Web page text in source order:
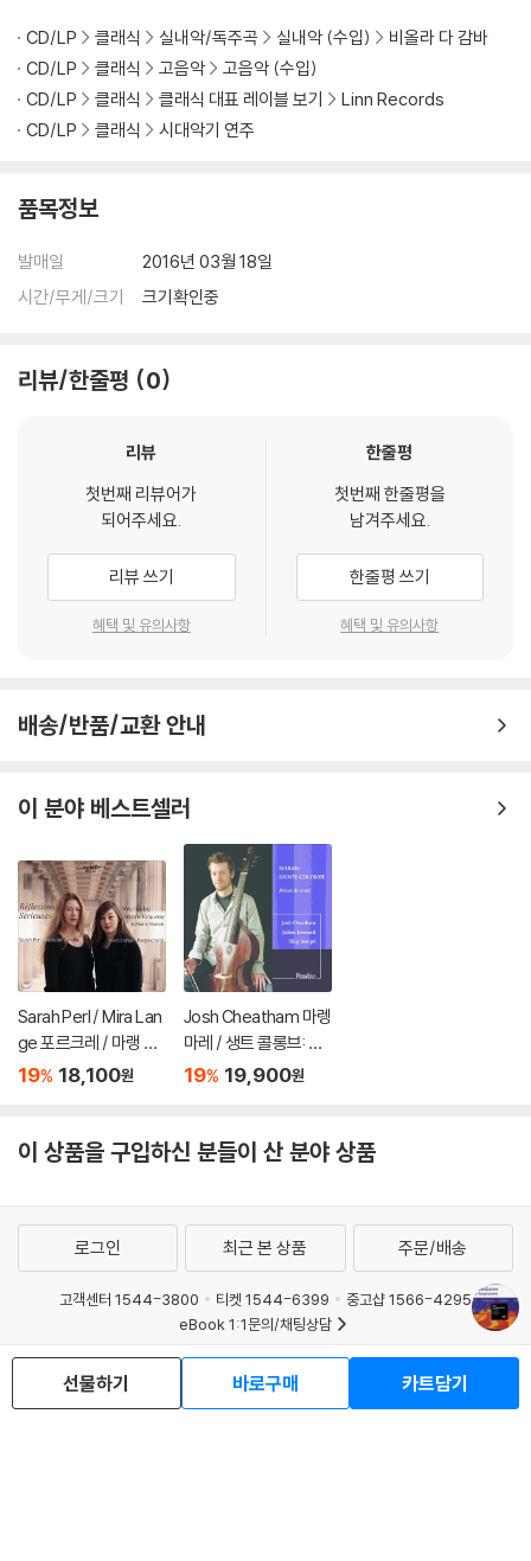
CD/LP 클래식 실내악/독주곡 실내악 (수입)
비올라 다 감바
CD/LP
클래식 고음악
고음악 (수입)
CD/LP
클래식 클래식 대표 레이블 보기
Linn Records
CD/LP
클래식 시대악기 연주
품목정보
발매일
2016년 03월 18일
시간/무게/크기
크기확인중
리뷰/한줄평 0
리뷰
첫번째 리뷰어가
되어주세요.
리뷰 쓰기
혜택 및 유의사항
한줄평
첫번째 한줄평을
남겨주세요.
한줄평 쓰기
혜택 및 유의사항
배송/반품/교환 안내
이 분야 베스트셀러
Sarah Perl / Mira Lan
ge 포르크레 / 마랭 마
레: 비올 음악 (Reflexi
ueray & Marin Marai
19% 18,100원
Josh Cheatham 마렝
마레 / 생트 콜롱브: 비
올라 다 감바 음악집
de viole)
19% 19,900원
이 상품을 구입하신 분들이 산 분야 상품
선물하기 바로구매 카트담기
로그인 최근 본 상품 주문/배송
고객센터 1544-3800 티켓 1544-6399
중고샵 1566-4295
eBook 1:1문의/채팅상담
예스이십사(주) 사업자 정보
이용약관
개인정보처리방침
청소년보호정책